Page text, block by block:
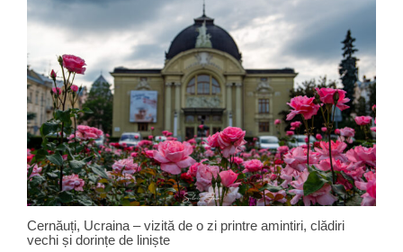
Cernăuți, Ucraina – vizită de o zi printre amintiri, clădiri
vechi și dorințe de liniște